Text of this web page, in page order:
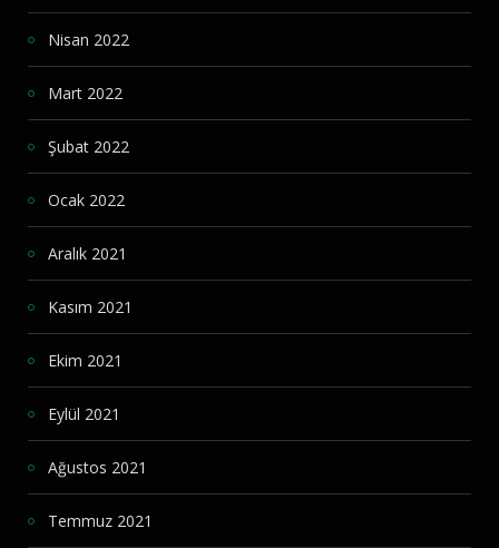
Nisan 2022
Mart 2022
Şubat 2022
Ocak 2022
Aralık 2021
Kasım 2021
Ekim 2021
Eylül 2021
Ağustos 2021
Temmuz 2021